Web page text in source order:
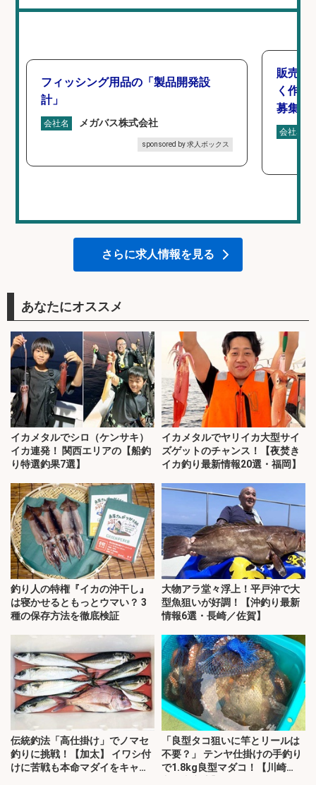
フィッシング用品の「製品開発設
計」
会社名 メガバス株式会社
sponsored by 求人ボックス
販売ス
く作業
募集/
会社名
さらに求人情報を見る
あなたにオススメ
イカメタルでシロ（ケンサキ）
イカ連発！ 関西エリアの【船釣
り特選釣果7選】
イカメタルでヤリイカ大型サイ
ズゲットのチャンス！【夜焚き
イカ釣り最新情報20選・福岡】
釣り人の特権『イカの沖干し』
は寝かせるともっとウマい？ 3
種の保存方法を徹底検証
大物アラ堂々浮上！平戸沖で大
型魚狙いが好調！【沖釣り最新
情報6選・長崎／佐賀】
伝統釣法「高仕掛け」でノマセ
釣りに挑戦！【加太】 イワシ付
けに苦戦も本命マダイをキャッ
「良型タコ狙いに竿とリールは
不要？」 テンヤ仕掛けの手釣り
で1.8kg良型マダコ！【川崎